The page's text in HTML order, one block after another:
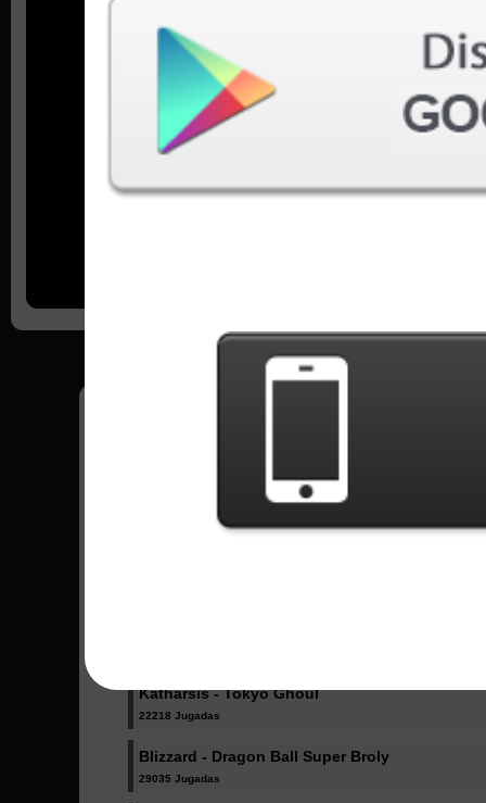
Canciones Enviadas -
Katharsis - Tokyo Ghoul
22218 Jugadas
Blizzard - Dragon Ball Super Broly
29035 Jugadas